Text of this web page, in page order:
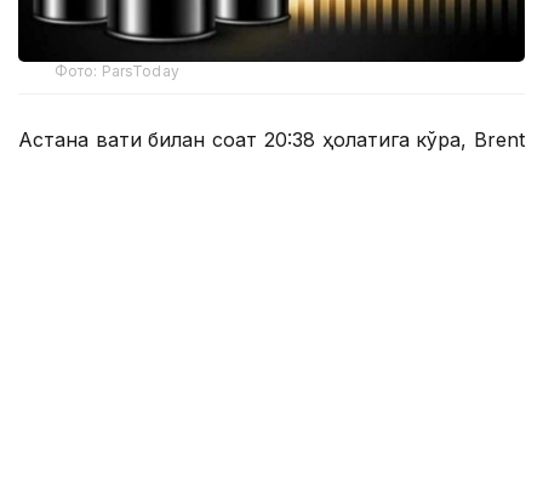
Фото: ParsToday
Астана вақти билан соат 20:38 ҳолатига кўра, Brent